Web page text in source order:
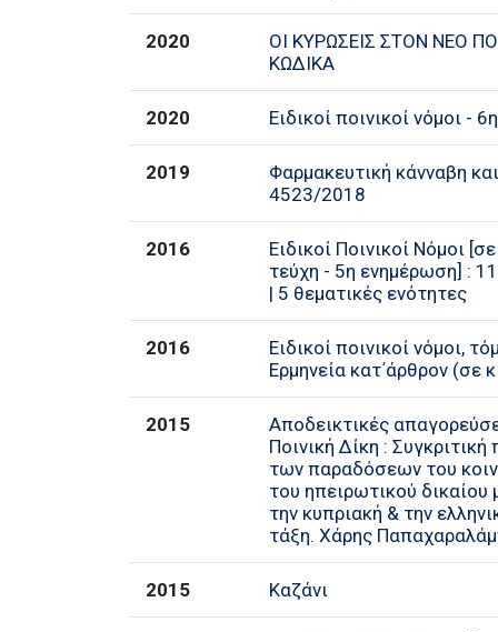
2020
ΟΙ ΚΥΡΩΣΕΙΣ ΣΤΟΝ ΝΕΟ
ΚΩΔΙΚΑ
2020 Ειδικοί ποινικοί νόμοι -
2019
Φαρμακευτική κάνναβη
4523/2018
2016
Ειδικοί Ποινικοί Νόμοι
τεύχη - 5η ενημέρωση] :
| 5 θεματικές ενότητες
2016
Ειδικοί ποινικοί νόμοι,
Ερμηνεία κατ΄άρθρον (σε
2015
Αποδεικτικές
Ποινική Δίκη :
των παραδόσεων του
του ηπειρωτικού δικαίου
την κυπριακή & την
τάξη. Χάρης
2015 Καζάνι